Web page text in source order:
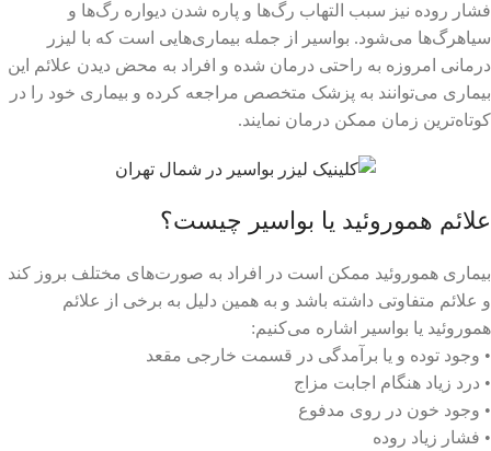
فشار روده نیز سبب التهاب رگ‌ها و پاره شدن دیواره رگ‌ها و
سیاهرگ‌ها می‌شود. بواسیر از جمله بیماری‌هایی است که با لیزر
درمانی امروزه به راحتی درمان شده و افراد به محض دیدن علائم این
بیماری می‌توانند به پزشک متخصص مراجعه کرده و بیماری خود را در
کوتاه‌ترین زمان ممکن درمان نمایند.
علائم هموروئید یا بواسیر چیست؟
بیماری هموروئید ممکن است در افراد به صورت‌های مختلف بروز کند
و علائم متفاوتی داشته باشد و به همین دلیل به برخی از علائم
هموروئید یا بواسیر اشاره می‌کنیم:
• وجود توده و یا برآمدگی در قسمت خارجی مقعد
• درد زیاد هنگام اجابت مزاج
• وجود خون در روی مدفوع
• فشار زیاد روده